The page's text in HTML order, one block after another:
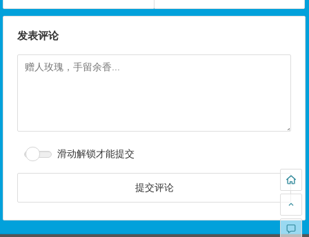
发表评论
滑动解锁才能提交